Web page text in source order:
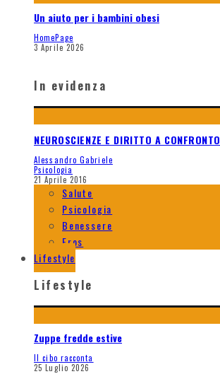
Un aiuto per i bambini obesi
HomePage
3 Aprile 2026
In evidenza
NEUROSCIENZE E DIRITTO A CONFRONTO
Alessandro Gabriele
Psicologia
21 Aprile 2016
Salute
Psicologia
Benessere
Eros
Lifestyle
Lifestyle
Zuppe fredde estive
Il cibo racconta
25 Luglio 2026